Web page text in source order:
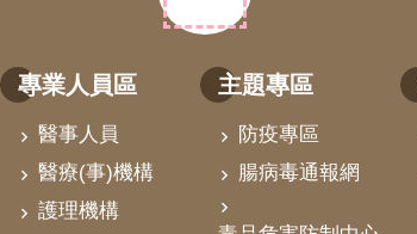
專業人員區
醫事人員
醫療(事)機構
護理機構
主題專區
防疫專區
腸病毒通報網